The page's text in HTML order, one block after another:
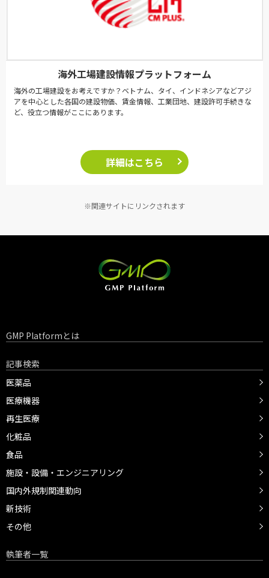
海外工場建設情報プラットフォーム
海外の工場建設をお考えですか？ベトナム、タイ、インドネシアなどアジ
アを中心とした各国の建設物価、賃金情報、工業団地、建設許可手続きな
ど、役立つ情報がここにあります。
詳細はこちら
※関連サイトにリンクされます
GMP Platformとは
記事検索
医薬品
医療機器
再生医療
化粧品
食品
施設・設備・エンジニアリング
国内外規制関連動向
新技術
その他
執筆者一覧